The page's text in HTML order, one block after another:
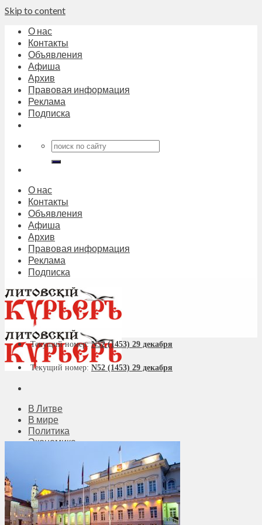
Skip to content
О нас
Контакты
Объявления
Афиша
Архив
Правовая информация
Реклама
Подписка
О нас
Контакты
Объявления
Афиша
Архив
Правовая информация
Реклама
Подписка
В Литве
В мире
Политика
Экономика
Вильнюс
Клайпеда
Висагинас
Регионы
Текущий номер:N52 (1453) 29 декабря
Текущий номер: N52 (1453) 29 декабря